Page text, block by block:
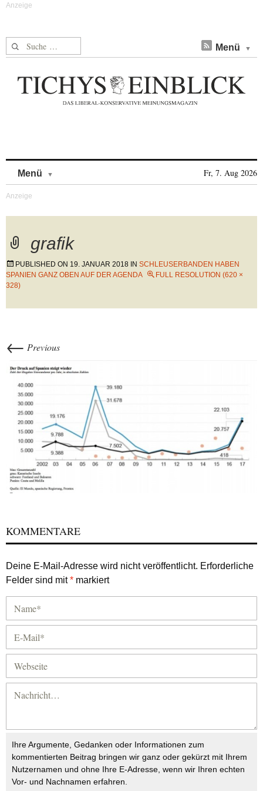
Suche nach: Menü
Menü Fr, 7. Aug 2026
grafik
PUBLISHED ON 19. JANUAR 2018 IN SCHLEUSERBANDEN HABEN
SPANIEN GANZ OBEN AUF DER AGENDA
FULL RESOLUTION (620 ×
328)
← Previous
KOMMENTARE
Deine E-Mail-Adresse wird nicht veröffentlicht. Erforderliche
Felder sind mit* markiert
Ihre Argumente, Gedanken oder Informationen zum
kommentierten Beitrag bringen wir ganz oder gekürzt mit Ihrem
Nutzernamen und ohne Ihre E-Adresse, wenn wir Ihren echten
Vor- und Nachnamen erfahren.